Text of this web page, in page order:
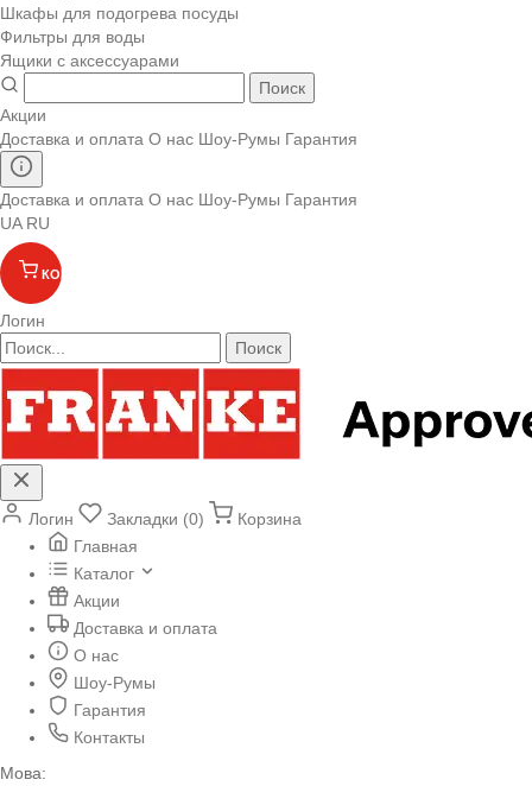
Шкафы для подогрева посуды
Фильтры для воды
Ящики с аксессуарами
Поиск
Акции
Доставка и оплата О нас Шоу-Румы Гарантия
Доставка и оплата О нас Шоу-Румы Гарантия
UA RU
КОРЗИНА
Логин
Поиск
Логин Закладки (0)
Корзина
Главная
Каталог
Акции
Доставка и оплата
О нас
Шоу-Румы
Гарантия
Контакты
Мова: